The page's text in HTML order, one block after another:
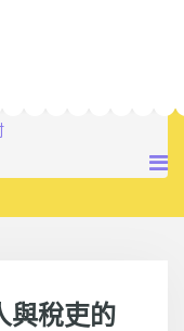
與稅吏的